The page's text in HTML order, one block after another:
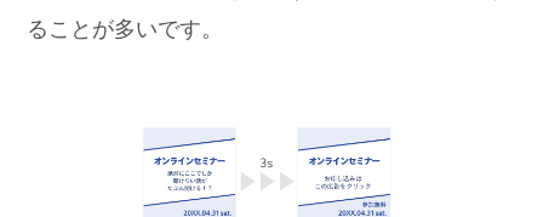
ることが多いです。